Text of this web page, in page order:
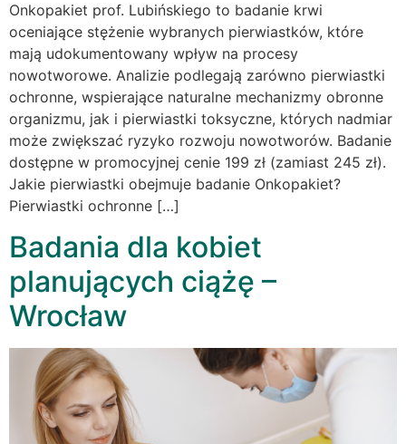
Onkopakiet prof. Lubińskiego to badanie krwi
oceniające stężenie wybranych pierwiastków, które
mają udokumentowany wpływ na procesy
nowotworowe. Analizie podlegają zarówno pierwiastki
ochronne, wspierające naturalne mechanizmy obronne
organizmu, jak i pierwiastki toksyczne, których nadmiar
może zwiększać ryzyko rozwoju nowotworów. Badanie
dostępne w promocyjnej cenie 199 zł (zamiast 245 zł).
Jakie pierwiastki obejmuje badanie Onkopakiet?
Pierwiastki ochronne […]
Badania dla kobiet
planujących ciążę –
Wrocław